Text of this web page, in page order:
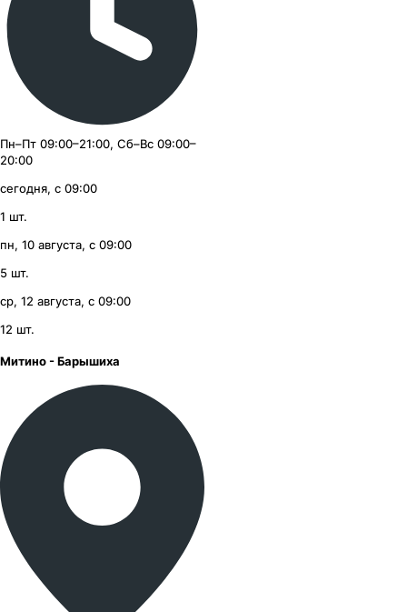
Пн–Пт 09:00–21:00, Сб–Вс 09:00–
20:00
сегодня, с 09:00
1 шт.
пн, 10 августа, с 09:00
5 шт.
ср, 12 августа, с 09:00
12 шт.
Митино - Барышиха